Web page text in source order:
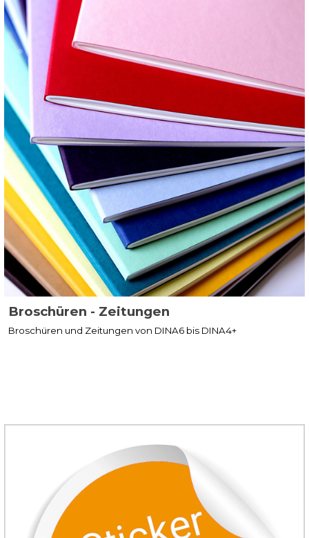
Broschüren - Zeitungen
Broschüren und Zeitungen von DINA6 bis DINA4+